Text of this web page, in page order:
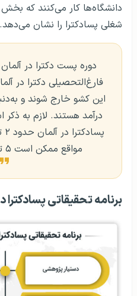
دانشگاه‌ها کار می‌کنند که
شغلی پسادکترا را نشان می‌دهد.
دوره پست دکترا در
فارغ‌التحصیلی دکترا در
این کشو خارج شوند و
درآمد هستند. لازم به
مواقع ممکن است ۵ تا ۶ سال زمان ببرد.
برنامه تحقیقاتی